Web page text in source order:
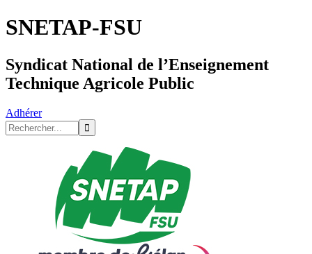
SNETAP-FSU
Syndicat National de l’Enseignement
Technique Agricole Public
Adhérer